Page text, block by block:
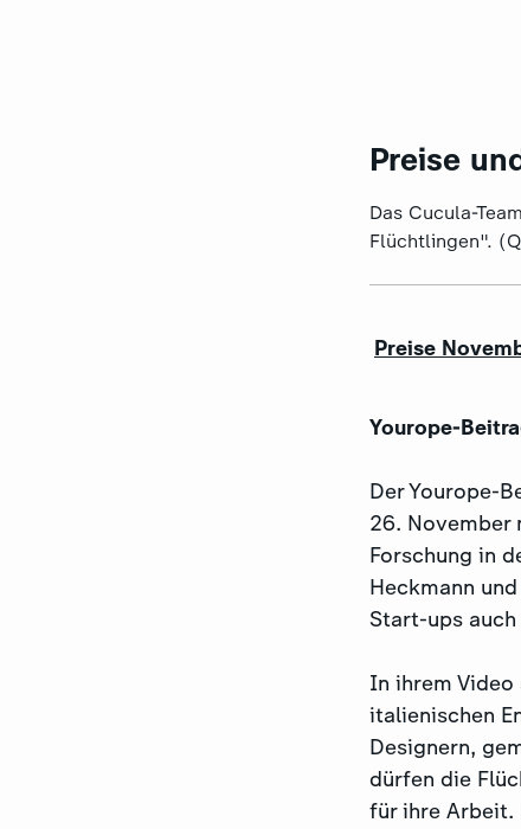
Preise
Das Cucula-
Flüchtlingen".
Preise
Yourope-
Der Yourope-
26. November
Forschung in
Heckmann
Start-ups
In ihrem
italienischen
Designern,
dürfen die
für ihre Arbeit.